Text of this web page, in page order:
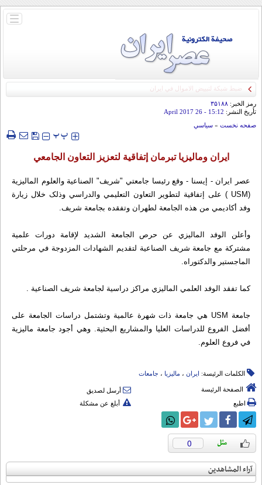
باز
رمز الخبر: ۳۵۱۸۸
تأريخ النشر: 15:12
- 26 April 2017
صفحه نخست » سياسي
‍‍‍ پپ
ايران ومالیزیا تبرمان إتفاقیة لتعزیز التعاون الجامعي
عصر ايران - إيسنا - وقع رئیسا جامعتي "شریف" الصناعیة والعلوم المالیزیة
(USM ) علی إتفاقیة لتطویر التعاون التعلیمي والدراسي وذلک خلال زیارة
وفد أکاديمي من هذه الجامعة لطهران وتفقده بجامعة شریف.
وأعلن الوفد المالیزي عن حرص الجامعة الشدید لإقامة دورات علمیة
مشترکة مع جامعة شریف الصناعیة لتقدیم الشهادات المزدوجة في مرحلتي
الماجستیر والدکتوراه.
کما تفقد الوفد العلمي المالیزي مراکز دراسیة لجامعة شریف الصناعیة .
جامعة USM هي جامعة ذات شهرة عالمية وتشتمل دراسات الجامعة على
أفضل الفروع للدراسات العليا والمشاريع البحثية. وهي أجود جامعة ماليزية
في فروع العلوم.
الكلمات الرئيسة: ایران ، مالیزیا ، جامعات
الصفحة الرئيسة
أرسل لصديق
اطبع
أبلغ عن مشكلة
0
آراء المشاهدين